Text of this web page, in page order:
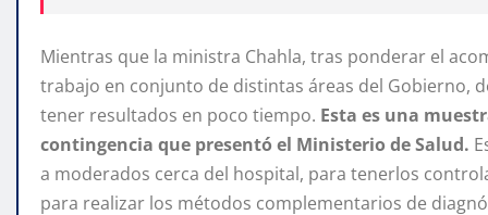
Mientras que la ministra Chahla, tras ponderar el
trabajo en conjunto de distintas áreas del Gobierno,
tener resultados en poco tiempo. Esta es una
contingencia que presentó el Ministerio de Salud.
a moderados cerca del hospital, para tenerlos
para realizar los métodos complementarios de